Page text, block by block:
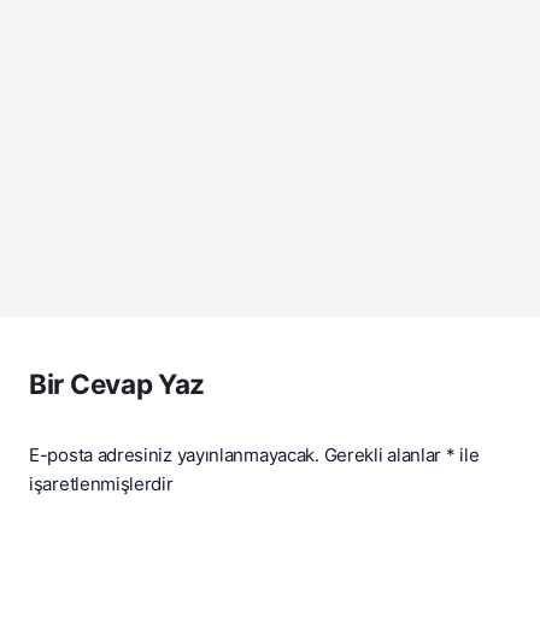
Bir Cevap Yaz
E-posta adresiniz yayınlanmayacak. Gerekli alanlar * ile
işaretlenmişlerdir